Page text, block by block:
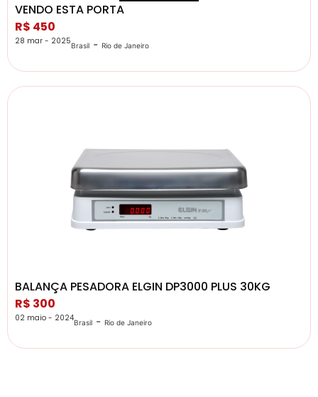
VENDO ESTA PORTA
R$ 450
28 mar - 2025Brasil - Rio de Janeiro
BALANÇA PESADORA ELGIN DP3000 PLUS 30KG
R$ 300
02 maio - 2024Brasil - Rio de Janeiro